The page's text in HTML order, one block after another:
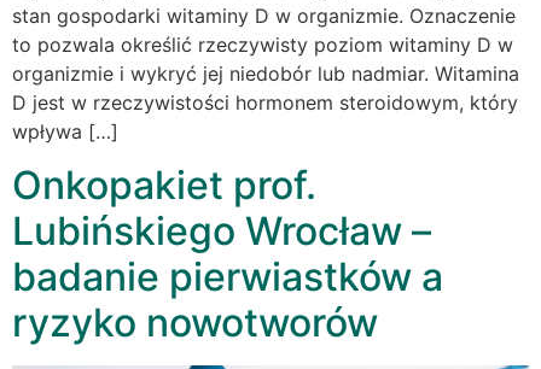
stan gospodarki witaminy D w organizmie. Oznaczenie
to pozwala określić rzeczywisty poziom witaminy D w
organizmie i wykryć jej niedobór lub nadmiar. Witamina
D jest w rzeczywistości hormonem steroidowym, który
wpływa […]
Onkopakiet prof.
Lubińskiego Wrocław –
badanie pierwiastków a
ryzyko nowotworów